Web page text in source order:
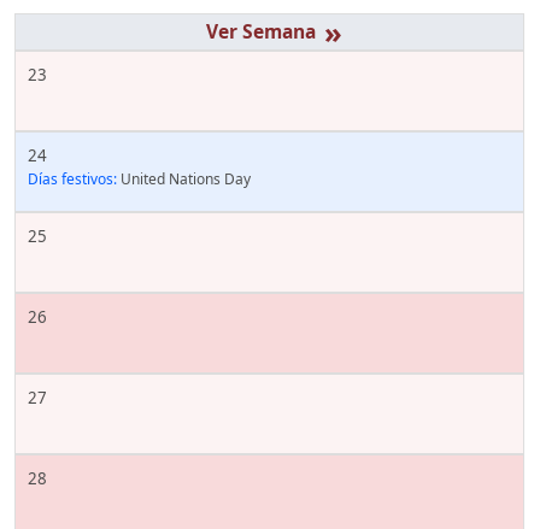
»
23
24
Días festivos: United Nations Day
25
26
27
28